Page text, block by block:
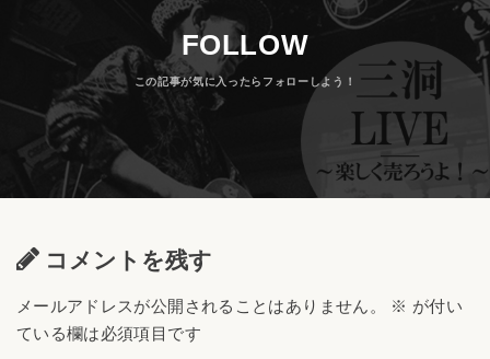
FOLLOW
コメントを残す
メールアドレスが公開されることはありません。 ※ が付い
ている欄は必須項目です